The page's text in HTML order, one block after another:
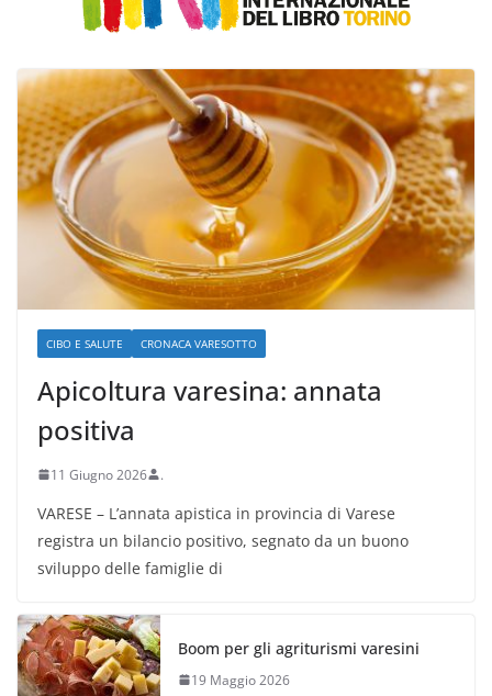
CIBO E SALUTE CRONACA VARESOTTO
Apicoltura varesina: annata
positiva
11 Giugno 2026 .
VARESE – L’annata apistica in provincia di Varese
registra un bilancio positivo, segnato da un buono
sviluppo delle famiglie di
Boom per gli agriturismi varesini
19 Maggio 2026